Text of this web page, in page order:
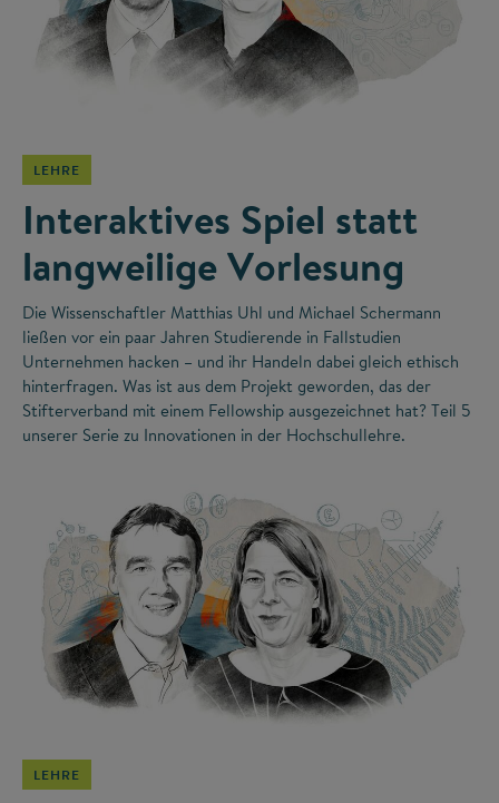
LEHRE
Interaktives Spiel statt
langweilige Vorlesung
Die Wissenschaftler Matthias Uhl und Michael Schermann
ließen vor ein paar Jahren Studierende in Fallstudien
Unternehmen hacken – und ihr Handeln dabei gleich ethisch
hinterfragen. Was ist aus dem Projekt geworden, das der
Stifterverband mit einem Fellowship ausgezeichnet hat? Teil 5
unserer Serie zu Innovationen in der Hochschullehre.
LEHRE